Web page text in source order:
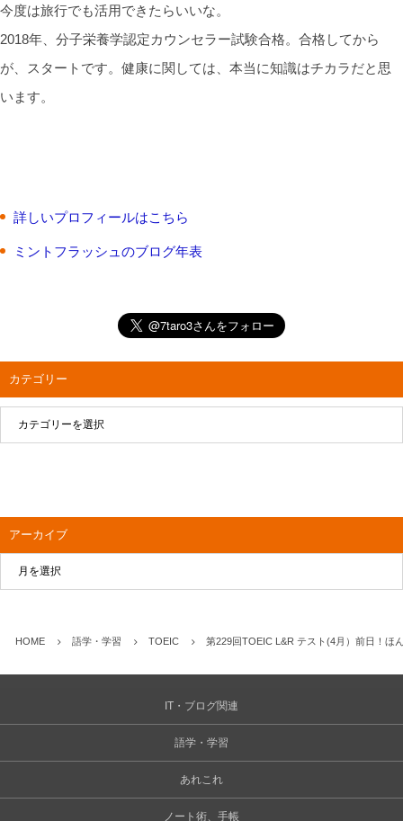
今度は旅行でも活用できたらいいな。
2018年、分子栄養学認定カウンセラー試験合格。合格してから
が、スタートです。健康に関しては、本当に知識はチカラだと思
います。
詳しいプロフィールはこちら
ミントフラッシュのブログ年表
カテゴリー
アーカイブ
HOME 語学・学習 TOEIC 第229回TOEIC L&R テスト(4月）前日！
IT・ブログ関連
語学・学習
あれこれ
ノート術、手帳